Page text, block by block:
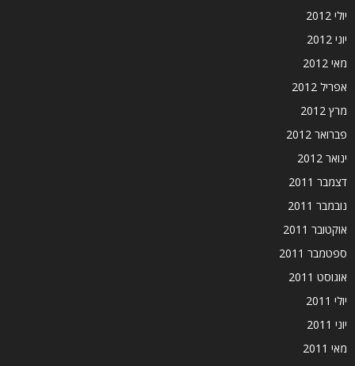
יולי 2012
יוני 2012
מאי 2012
אפריל 2012
מרץ 2012
פברואר 2012
ינואר 2012
דצמבר 2011
נובמבר 2011
אוקטובר 2011
ספטמבר 2011
אוגוסט 2011
יולי 2011
יוני 2011
מאי 2011